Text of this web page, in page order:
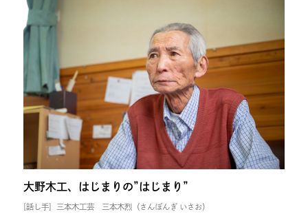
大野木工、はじまりの”はじまり”
[話し手] 三本木工芸 三本木烈（さんぼんぎ いさお）